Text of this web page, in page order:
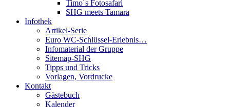
Timo´s Fotosafari
SHG meets Tamara
Infothek
Artikel-Serie
Euro WC-Schlüssel-Erlebnis…
Infomaterial der Gruppe
Sitemap-SHG
Tipps und Tricks
Vorlagen, Vordrucke
Kontakt
Gästebuch
Kalender